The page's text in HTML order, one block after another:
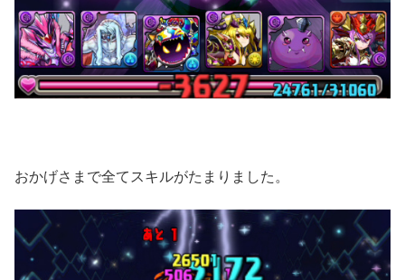
おかげさまで全てスキルがたまりました。